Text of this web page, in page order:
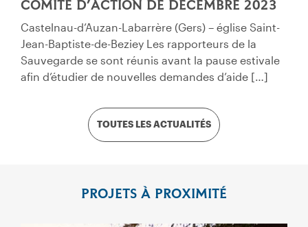
TOUTES LES ACTUALITÉS
COMITÉ D’ACTION DE DÉCEMBRE 2023
Castelnau-d’Auzan-Labarrère (Gers) – église Saint-
Jean-Baptiste-de-Beziey Les rapporteurs de la
Sauvegarde se sont réunis avant la pause estivale
afin d’étudier de nouvelles demandes d’aide […]
PROJETS À PROXIMITÉ